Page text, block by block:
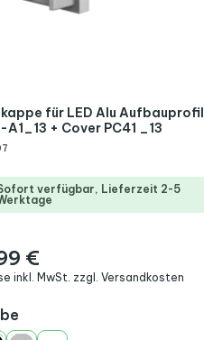
für LED Alu Aufbauprofil
A1_13 + Cover PC41 _13
verfügbar, Lieferzeit 2-5
Preis:
€
inkl. MwSt. zzgl. Versandkosten
auswählen